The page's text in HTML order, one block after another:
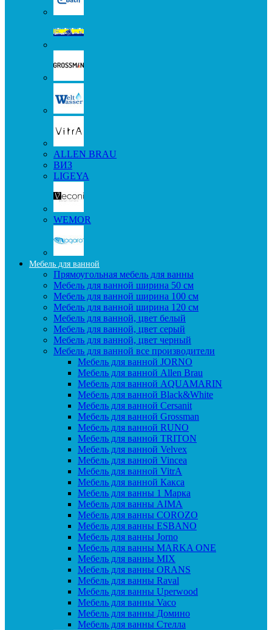
ALLEN BRAU
ВИЗ
LIGEYA
WEMOR
Мебель для ванной
Прямоугольная мебель для ванны
Мебель для ванной ширина 50 см
Мебель для ванной ширина 100 см
Мебель для ванной ширина 120 см
Мебель для ванной, цвет белый
Мебель для ванной, цвет серый
Мебель для ванной, цвет черный
Мебель для ванной все производители
Мебель для ванной JORNO
Мебель для ванной Allen Brau
Мебель для ванной AQUAMARIN
Мебель для ванной Black&White
Мебель для ванной Cersanit
Мебель для ванной Grossman
Мебель для ванной RUNO
Мебель для ванной TRITON
Мебель для ванной Velvex
Мебель для ванной Vincea
Мебель для ванной VitrA
Мебель для ванной Какса
Мебель для ванны 1 Марка
Мебель для ванны AIMA
Мебель для ванны COROZO
Мебель для ванны ESBANO
Мебель для ванны Jorno
Мебель для ванны MARKA ONE
Мебель для ванны MIX
Мебель для ванны ORANS
Мебель для ванны Raval
Мебель для ванны Uperwood
Мебель для ванны Vaco
Мебель для ванны Домино
Мебель для ванны Стелла